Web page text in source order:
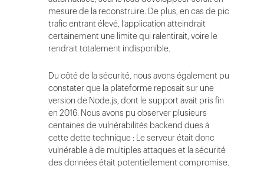
mesure de la reconstruire. De plus, en cas de pic
trafic entrant élevé, l’application atteindrait
certainement une limite qui ralentirait, voire le
rendrait totalement indisponible.
Du côté de la sécurité, nous avons également pu
constater que la plateforme reposait sur une
version de Node.js, dont le support avait pris fin
en 2016. Nous avons pu observer plusieurs
centaines de vulnérabilités backend dues à
cette dette technique : Le serveur était donc
vulnérable à de multiples attaques et la sécurité
des données était potentiellement compromise.